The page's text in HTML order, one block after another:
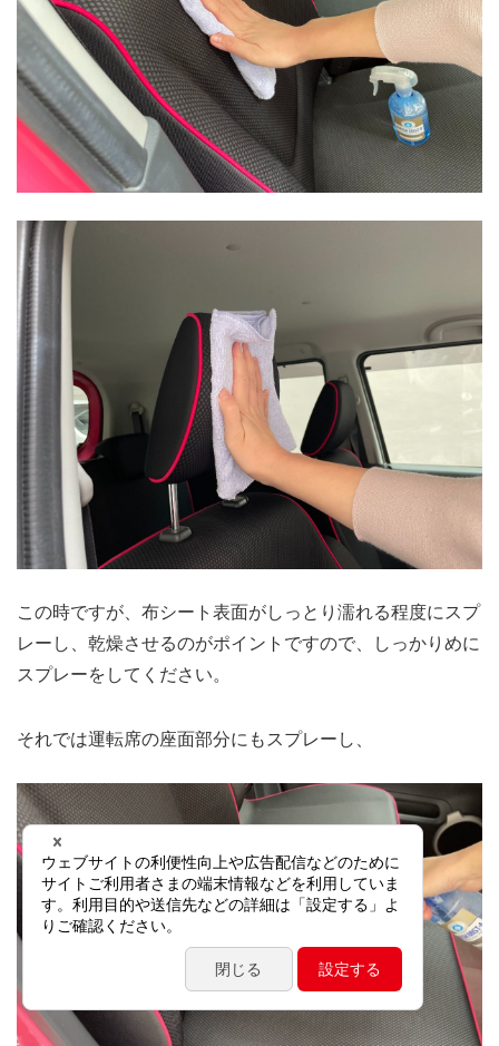
この時ですが、布シート表面がしっとり濡れる程度にスプ
レーし、乾燥させるのがポイントですので、しっかりめに
スプレーをしてください。
それでは運転席の座面部分にもスプレーし、